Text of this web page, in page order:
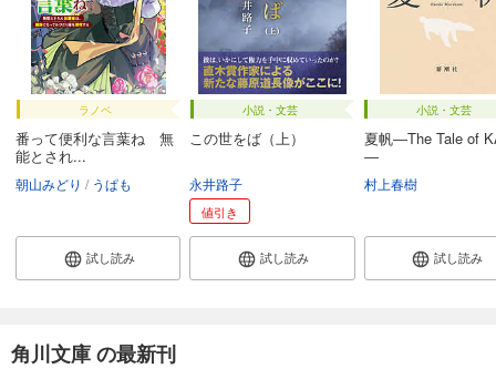
ラノベ
番って便利な言葉ね 無
能とされ...
朝山みどり うぱも
試し読み
小説・文芸
この世をば（上）
永井路子
値引き
試し読み
小説・文芸
夏帆―The Tale of
―
村上春樹
試し読み
角川文庫 の最新刊